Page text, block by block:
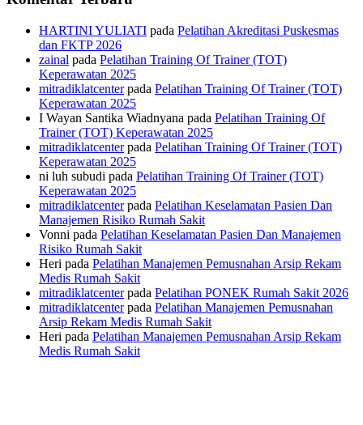
HARTINI YULIATI pada Pelatihan Akreditasi Puskesmas
dan FKTP 2026
zainal pada Pelatihan Training Of Trainer (TOT)
Keperawatan 2025
mitradiklatcenterpada Pelatihan Training Of Trainer (TOT)
Keperawatan 2025
I Wayan Santika Wiadnyana pada Pelatihan Training Of
Trainer (TOT) Keperawatan 2025
mitradiklatcenterpada Pelatihan Training Of Trainer (TOT)
Keperawatan 2025
ni luh subudi pada Pelatihan Training Of Trainer (TOT)
Keperawatan 2025
mitradiklatcenterpada Pelatihan Keselamatan Pasien Dan
Manajemen Risiko Rumah Sakit
Vonni pada Pelatihan Keselamatan Pasien Dan Manajemen
Risiko Rumah Sakit
Heri pada Pelatihan Manajemen Pemusnahan Arsip Rekam
Medis Rumah Sakit
mitradiklatcenterpada Pelatihan PONEK Rumah Sakit 2026
mitradiklatcenterpada Pelatihan Manajemen Pemusnahan
Arsip Rekam Medis Rumah Sakit
Heri pada Pelatihan Manajemen Pemusnahan Arsip Rekam
Medis Rumah Sakit